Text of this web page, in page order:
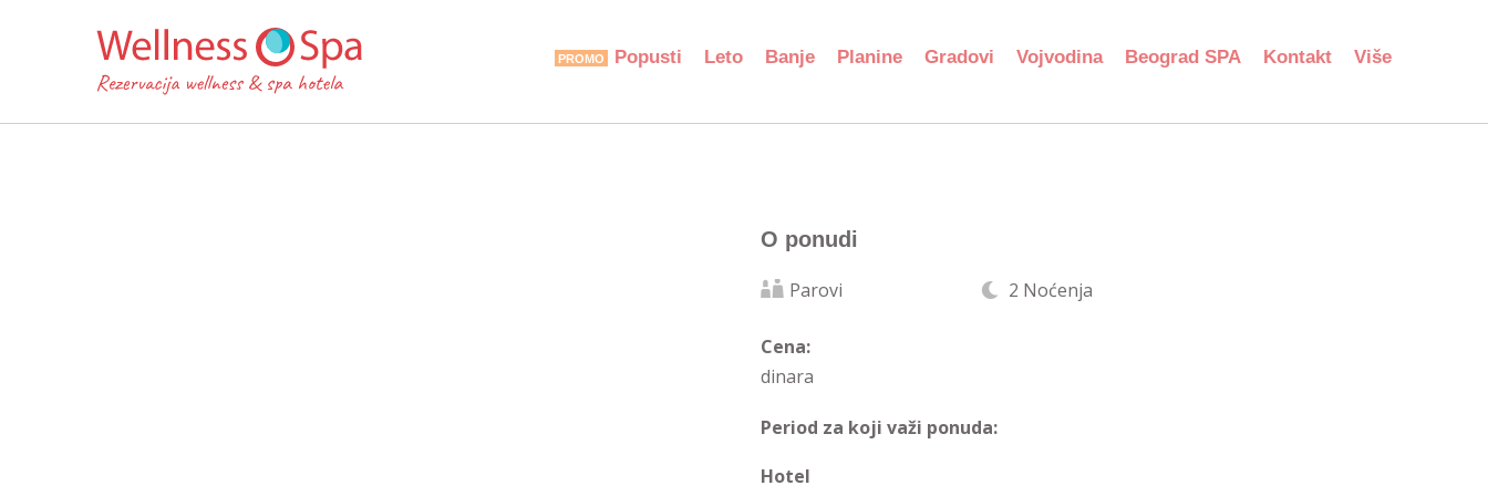
Popusti Leto Banje Planine Gradovi Vojvodina Beograd SPA Kontakt Više
O ponudi
Parovi 2 Noćenja
Cena:
dinara
Period za koji važi ponuda:
Hotel